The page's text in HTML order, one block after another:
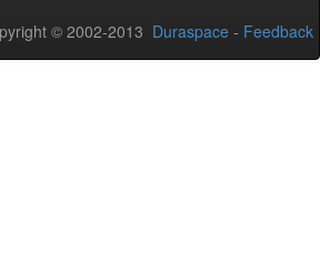
© 2002-2013 Duraspace - Feedback